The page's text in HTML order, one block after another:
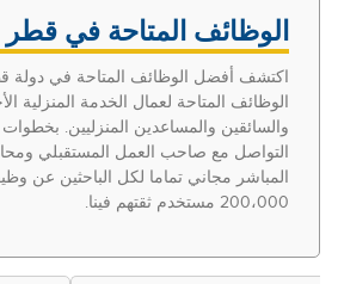
الوظائف المتاحة في
اكتشف أفضل الوظائف المتاحة في دولة
الوظائف المتاحة لعمال الخدمة المنزلية
والسائقين والمساعدين المنزليين.
التواصل مع صاحب العمل المستقبلي
المباشر مجاني تماما لكل الباحثين عن
200،000 مستخدم ثقتهم فينا.